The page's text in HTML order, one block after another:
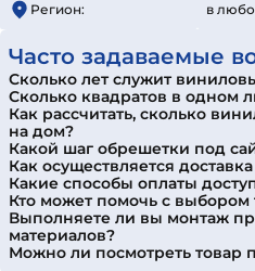
Регион: в
Часто задаваемые
Сколько лет служит
Сколько квадратов в одном
Как рассчитать, сколько
на дом?
Какой шаг обрешетки под
Как осуществляется
Какие способы оплаты
Кто может помочь с выбором
Выполняете ли вы монтаж
материалов?
Можно ли посмотреть товар